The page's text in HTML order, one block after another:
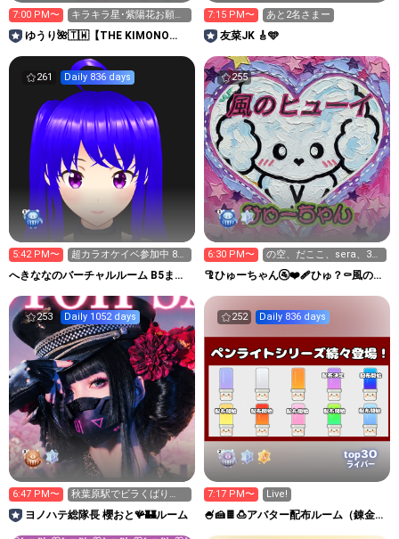
7:00 PM〜
キラキラ星･紫陽花お願い
します！
ゆうり🌺🇹🇼【THE KIMONO
7:15 PM〜 あと2名さまー
友菜JK 🎸🩵
261 Daily 836 days
5:42 PM〜
超カラオケイベ参加中 87
曲から
へきななのバーチャルルーム B5まで
255
6:30 PM〜
の空、だここ、sera、3
パ、係長、真猫、川新
🦿ひゅーちゃん🚰❤️‍🩹ひゅ？⚰️風のヒ
253 Daily 1052 days
6:47 PM〜
秋葉原駅でビラくばり
中！本日秋葉原でライブ
もあるよ
ヨノハテ総隊長 櫻おと🪸🏰ルーム
252 Daily 836 days
top30
ライバー
7:17 PM〜 Live!
🍧🍰🍫🍮アバター配布ルーム（錬金術